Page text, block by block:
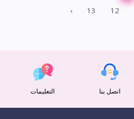
12
13
›
اتصل بنا التعليمات